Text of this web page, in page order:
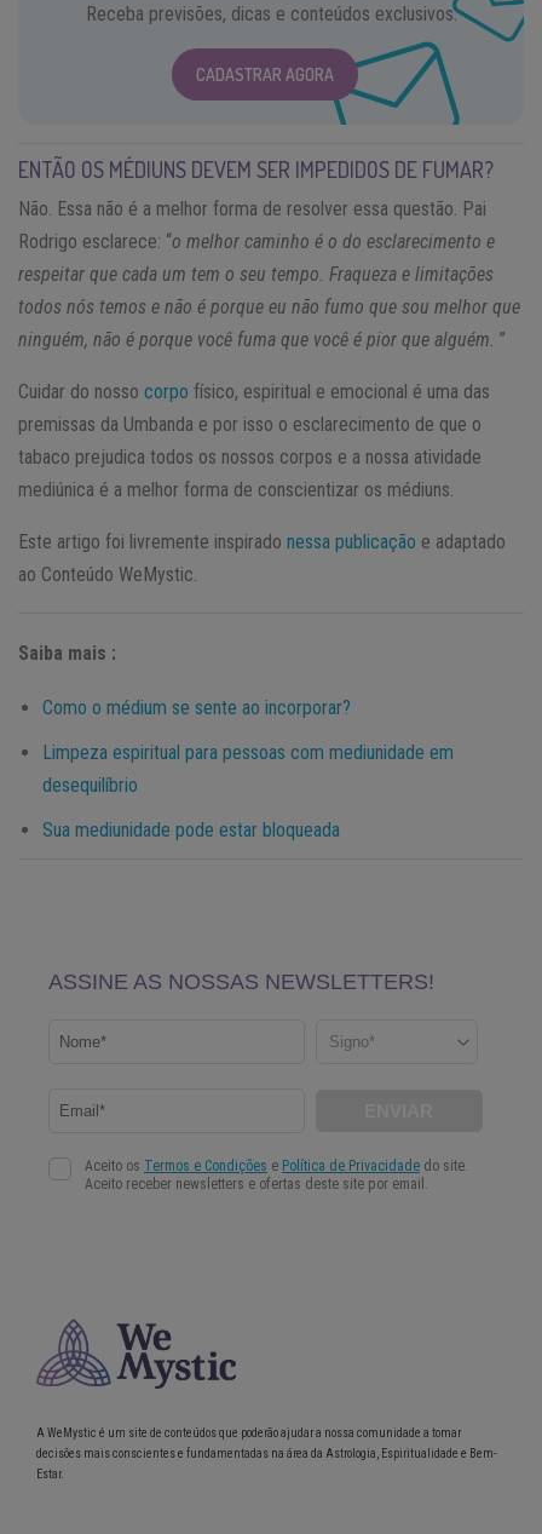
Receba previsões, dicas e conteúdos exclusivos.
CADASTRAR AGORA
ENTÃO OS MÉDIUNS DEVEM SER IMPEDIDOS DE FUMAR?
Não. Essa não é a melhor forma de resolver essa questão. Pai
Rodrigo esclarece: “o melhor caminho é o do esclarecimento e
respeitar que cada um tem o seu tempo. Fraqueza e limitações
todos nós temos e não é porque eu não fumo que sou melhor que
ninguém, não é porque você fuma que você é pior que alguém. ”
Cuidar do nosso corpo físico, espiritual e emocional é uma das
premissas da Umbanda e por isso o esclarecimento de que o
tabaco prejudica todos os nossos corpos e a nossa atividade
mediúnica é a melhor forma de conscientizar os médiuns.
Este artigo foi livremente inspirado nessa publicação e adaptado
ao Conteúdo WeMystic.
Saiba mais :
Como o médium se sente ao incorporar?
Limpeza espiritual para pessoas com mediunidade em
desequilíbrio
Sua mediunidade pode estar bloqueada
A WeMystic é um site de conteúdos que poderão ajudar a nossa comunidade a tomar
decisões mais conscientes e fundamentadas na área da Astrologia, Espiritualidade e Bem-
Estar.